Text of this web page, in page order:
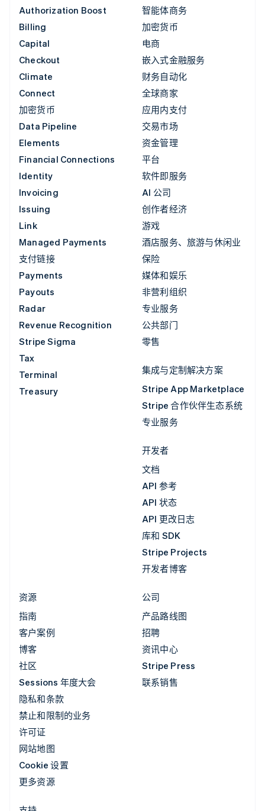
Authorization Boost
Billing
Capital
Checkout
Climate
Connect
加密货币
Data Pipeline
Elements
Financial Connections
Identity
Invoicing
Issuing
Link
Managed Payments
支付链接
Payments
Payouts
Radar
Revenue Recognition
Stripe Sigma
Tax
Terminal
Treasury
智能体商务
加密货币
电商
嵌入式金融服务
财务自动化
全球商家
应用内支付
交易市场
资金管理
平台
软件即服务
AI 公司
创作者经济
游戏
酒店服务、旅游与休闲业
保险
媒体和娱乐
非营利组织
专业服务
公共部门
零售
集成与定制解决方案
Stripe App Marketplace
Stripe 合作伙伴生态系统
专业服务
开发者
文档
API 参考
API 状态
API 更改日志
库和 SDK
Stripe Projects
开发者博客
资源
指南
客户案例
博客
社区
Sessions 年度大会
隐私和条款
禁止和限制的业务
许可证
网站地图
Cookie 设置
更多资源
公司
产品路线图
招聘
资讯中心
Stripe Press
联系销售